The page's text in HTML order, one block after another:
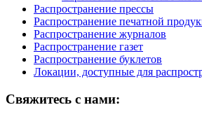
Распространение прессы
Распространение печатной
Распространение журналов
Распространение газет
Распространение буклетов
Локации, доступные для
Свяжитесь с нами: